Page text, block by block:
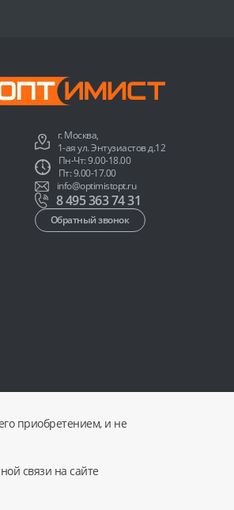
г. Москва,
1-ая ул. Энтузиастов д.12
Пн-Чт: 9.00-18.00
Пт: 9.00-17.00
info@optimistopt.ru
8 495 363 74 31
Обратный звонок
приобретением, и не
связи на сайте